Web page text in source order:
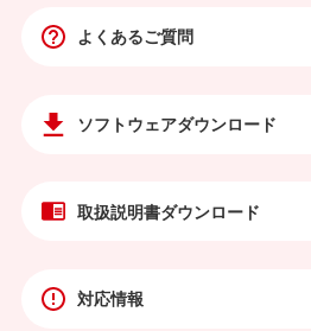
よくあるご質問
ソフトウェアダウンロード
取扱説明書ダウンロード
対応情報